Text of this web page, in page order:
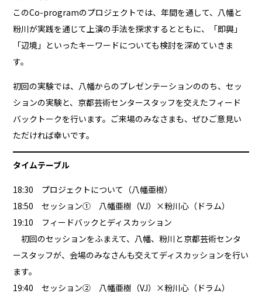
このCo-programのプロジェクトでは、年間を通して、八幡と
粉川が実践を通じて上演の手法を探求するとともに、「即興」
「辺境」といったキーワードについても検討を深めていきま
す。
初回の実験では、八幡からのプレゼンテーションののち、セッ
ションの実験と、京都芸術センタースタッフを交えたフィード
バックトークを行います。ご来場のみなさまも、ぜひご意見い
ただければ幸いです。
タイムテーブル
18:30 プロジェクトについて（八幡亜樹）
18:50 セッション① 八幡亜樹（VJ）×粉川心（ドラム）
19:10 フィードバックとディスカッション
初回のセッションをふまえて、八幡、粉川と京都芸術センタ
ースタッフが、会場のみなさんも交えてディスカッションを行い
ます。
19:40 セッション② 八幡亜樹（VJ）×粉川心（ドラム）